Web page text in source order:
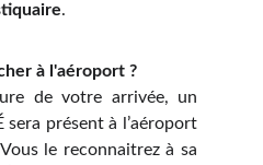
.
à l'aéroport ?
de votre arrivée, un
sera présent à l’aéroport
le reconnaitrez à sa